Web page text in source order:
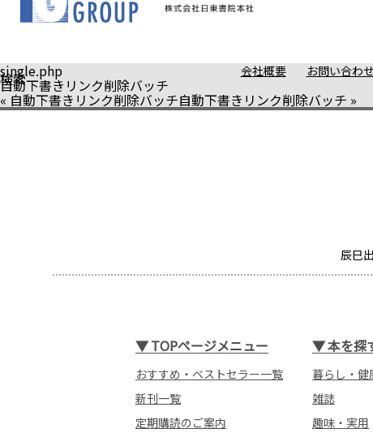
会社概要 お問い合わせ
検索
single.php
自動下書きリンク削除バッチ
« 自動下書きリンク削除バッチ自動下書きリンク削除バッチ »
辰巳
▼TOPページメニュー
おすすめ・ベストセラー一覧
新刊一覧
定期購読のご案内
▼本を探
暮らし・健
雑誌
趣味・実用